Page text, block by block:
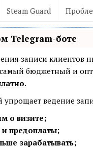
Steam Guard
Telegram-боте
записи
бюджетный и
.
упрощает ведение
о визите;
и предоплаты;
зарабатывать;